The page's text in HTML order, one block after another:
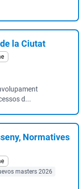
la Ciutat
d...
Normatives
masters 2026